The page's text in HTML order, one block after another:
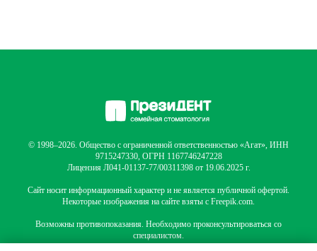
© 1998–2026. Общество с ограниченной ответственностью «Агат», ИНН
9715247330, ОГРН 1167746247228
Лицензия Л041-01137-77/00311398 от 19.06.2025 г.
Сайт носит информационный характер и не является публичной офертой.
Некоторые изображения на сайте взяты с Freepik.com.
Возможны противопоказания. Необходимо проконсультироваться со
специалистом.